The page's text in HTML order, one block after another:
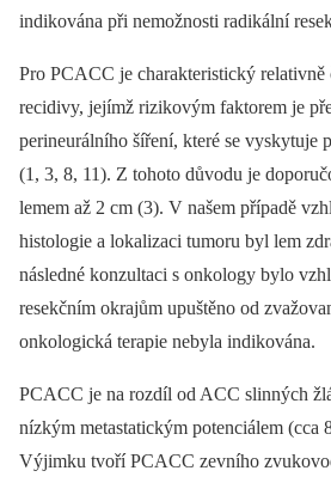
indikována při nemožnosti radikální
Pro PCACC je charakteristický
recidivy, jejímž rizikovým faktorem je
perineurálního šíření, které se vyskytuje
(1, 3, 8, 11). Z tohoto důvodu je
lemem až 2 cm (3). V našem případě
histologie a lokalizaci tumoru byl lem
následné konzultaci s onkology bylo
resekčním okrajům upuštěno od
onkologická terapie nebyla indikována.
PCACC je na rozdíl od ACC slinných
nízkým metastatickým potenciálem (cca
Výjimku tvoří PCACC zevního